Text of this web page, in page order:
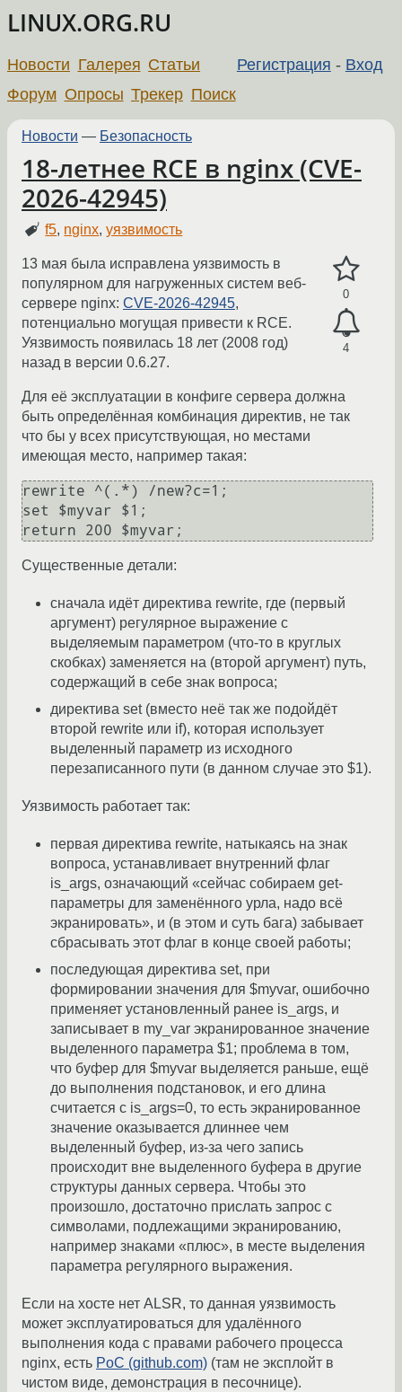
LINUX.ORG.RU
Регистрация - Вход
Новости Галерея Статьи
Форум Опросы Трекер Поиск
Новости — Безопасность
18-летнее RCE в nginx (CVE-
2026-42945)
f5, nginx,уязвимость
0
4
13 мая была исправлена уязвимость в
популярном для нагруженных систем веб-
сервере nginx: CVE-2026-42945,
потенциально могущая привести к RCE.
Уязвимость появилась 18 лет (2008 год)
назад в версии 0.6.27.
Для её эксплуатации в конфиге сервера должна
быть определённая комбинация директив, не так
что бы у всех присутствующая, но местами
имеющая место, например такая:
rewrite ^(.*) /new?c=1;
set $myvar $1;
Существенные детали:
сначала идёт директива rewrite, где (первый
аргумент) регулярное выражение с
выделяемым параметром (что-то в круглых
скобках) заменяется на (второй аргумент) путь,
содержащий в себе знак вопроса;
директива set (вместо неё так же подойдёт
второй rewrite или if), которая использует
выделенный параметр из исходного
перезаписанного пути (в данном случае это $1).
Уязвимость работает так:
первая директива rewrite, натыкаясь на знак
вопроса, устанавливает внутренний флаг
is_args, означающий «сейчас собираем get-
параметры для заменённого урла, надо всё
экранировать», и (в этом и суть бага) забывает
сбрасывать этот флаг в конце своей работы;
последующая директива set, при
формировании значения для $myvar, ошибочно
применяет установленный ранее is_args, и
записывает в my_var экранированное значение
выделенного параметра $1; проблема в том,
что буфер для $myvar выделяется раньше, ещё
до выполнения подстановок, и его длина
считается с is_args=0, то есть экранированное
значение оказывается длиннее чем
выделенный буфер, из-за чего запись
происходит вне выделенного буфера в другие
структуры данных сервера. Чтобы это
произошло, достаточно прислать запрос с
символами, подлежащими экранированию,
например знаками «плюс», в месте выделения
параметра регулярного выражения.
Если на хосте нет ALSR, то данная уязвимость
может эксплуатироваться для удалённого
выполнения кода с правами рабочего процесса
nginx, есть PoC (github.com) (там не эксплойт в
чистом виде, демонстрация в песочнице).